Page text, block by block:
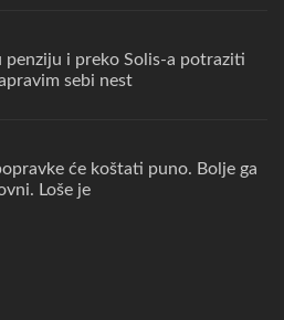
penziju i preko Solis-a potraziti
sebi nest
će koštati puno. Bolje ga
Loše je